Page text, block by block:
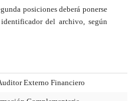
posiciones deberá ponerse
del archivo, según
Externo Financiero